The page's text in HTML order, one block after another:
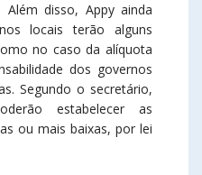
disso, Appy ainda
locais terão alguns
no caso da alíquota
dos governos
Segundo o secretário,
estabelecer as
ou mais baixas, por lei